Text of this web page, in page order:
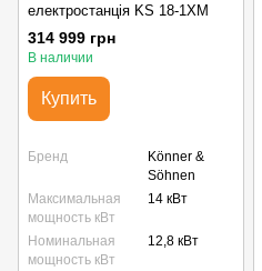
електростанція KS 18-1XM
314 999 грн
В наличии
Купить
Бренд
Könner &
Söhnen
Максимальная
мощность кВт
14 кВт
Номинальная
мощность кВт
12,8 кВт